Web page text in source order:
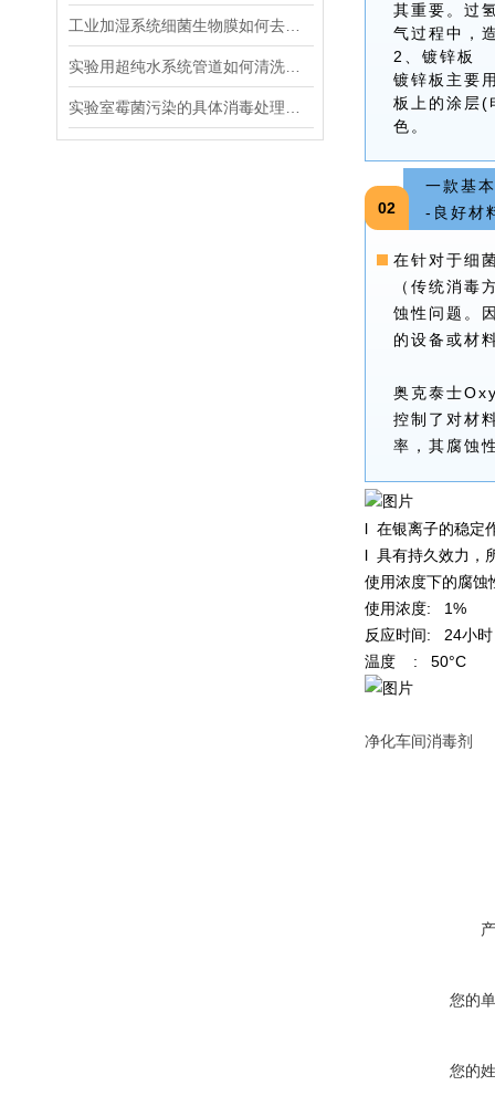
其重要。过
气过程中，
2、镀锌板
镀锌板主要
板上的涂层(
色。
02
一款基
-良好材
在针对于细
（传统消
蚀性问题。
的设备或材
奥克泰士
控制了对材
率，其腐蚀
l 在银离子的稳定
l 具有持久效力，
使用浓度下的腐蚀
使用浓度: 1%
反应时间: 24小时
温度 : 50°C
净化车间消毒剂
您的
您的